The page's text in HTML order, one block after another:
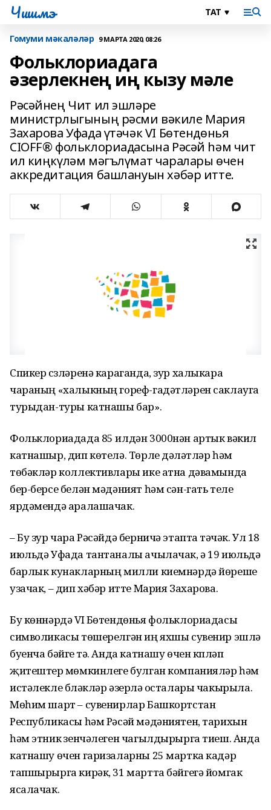
Чишмэ
Гомуми мәкаләләр 9 МАРТА 2020, 08:26
Фольклориадага
әзерлекнең иң кызу мәле
Рәсәйнең Чит ил эшләре
министрлыгының рәсми вәкиле Мария
Захарова Уфада үтәчәк VI Бөтендөнья
CIOFF® фольклориадасына Рәсәй һәм чит
ил киңкүләм мәгълүмат чаралары өчен
аккредитация башлануын хәбәр итте.
Спикер сүзләренә караганда, зур халыкара
чараның «халыкның гореф-гадәтләрен саклауга
турыдан-туры катнашы бар».
Фольклориадада 85 илдән 3000нән артык вәкил
катнашыр, дип көтелә. Төрле дәүләтләр һәм
төбәкләр коллективлары ике атна дәвамында
бер-берсе белән мәдәният һәм сән-гать теле
ярдәмендә аралашачак.
– Бу зур чара Рәсәйдә берничә этапта үтәчәк. Ул 18
июльдә Уфада тантаналы ачылачак, ә 19 июльдә
барлык кунакларның милли киемнәрдә йөреше
узачак, – дип хәбәр итте Мария Захарова.
Бу көннәрдә VI Бөтендөнья фольклориадасы
символикасы төшерелгән иң яхшы сувенир эшләү
буенча бәйге үтә. Анда катнашу өчен күпләп
җитештерү мөмкинлеге булган компанияләр һәм
истәлекле бүләкләр әзерләү осталары чакырыла.
Мөһим шарт – сувенирлар Башкортстан
Республикасы һәм Рәсәй мәдәниятен, тарихын
һәм этник үзенчәлеген чагылдырырга тиеш. Анда
катнашу өчен гаризаларны 25 мартка кадәр
тапшырырга кирәк, 31 мартта бәйгегә йомгак
ясалачак.